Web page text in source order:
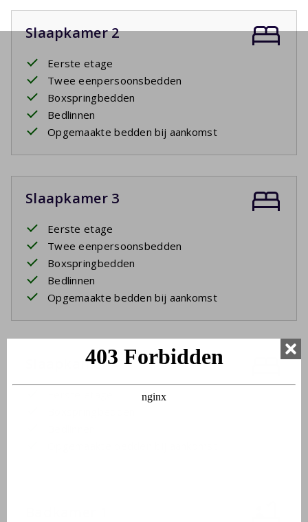
Slaapkamer 2
Eerste etage
Twee eenpersoonsbedden
Boxspringbedden
Bedlinnen
Opgemaakte bedden bij aankomst
Slaapkamer 3
Eerste etage
Twee eenpersoonsbedden
Boxspringbedden
Bedlinnen
Opgemaakte bedden bij aankomst
Slaapkamer 4